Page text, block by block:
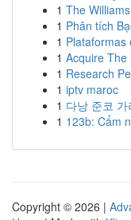
1 The
1 Phân tích
1 Plataformas
1 Acquire The
1 Research
1 iptv maroc
1 다낭 준코
1 123b: Cẩm
Copyright © 2026 |